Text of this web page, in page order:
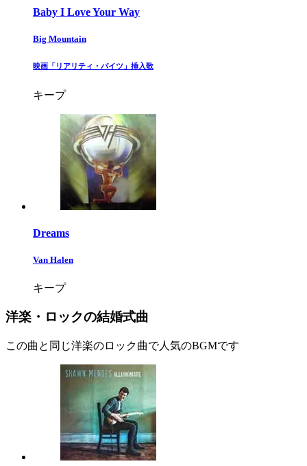
Baby I Love Your Way
Big Mountain
​映画「リアリティ・バイツ」挿入歌​
キープ
Dreams
Van Halen
キープ
洋楽・ロックの結婚式曲
この曲と同じ洋楽のロック曲で人気のBGMです